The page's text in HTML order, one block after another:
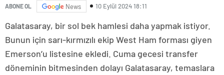
ABONE OL News 10 Eylül 2024 18:11
Galatasaray, bir sol bek hamlesi daha yapmak istiyor.
Bunun için sarı-kırmızılı ekip West Ham forması giyen
Emerson’u listesine ekledi. Cuma gecesi transfer
döneminin bitmesinden dolayı Galatasaray, temaslara